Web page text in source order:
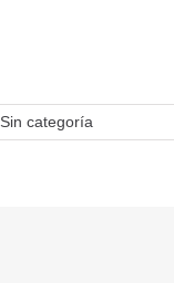
Sin categoría